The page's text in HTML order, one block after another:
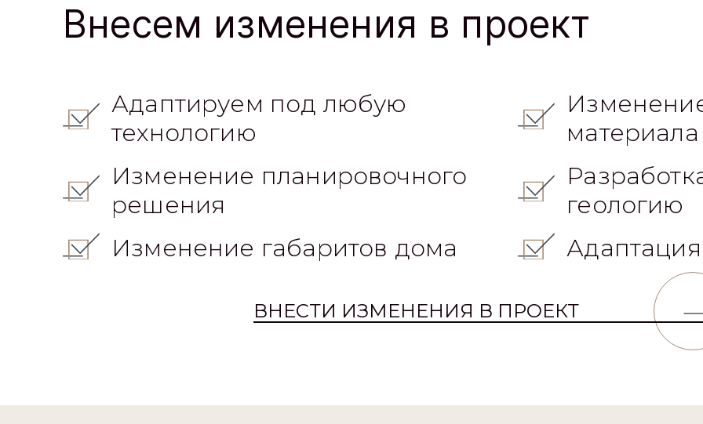
Внесем изменения в проект
Адаптируем под любую
технологию
Изменение планировочного
решения
Изменение габаритов дома
геологию
ВНЕСТИ ИЗМЕНЕНИЯ В ПРОЕКТ